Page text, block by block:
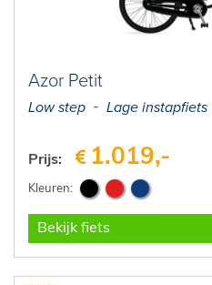
E-Bike
Azor Petit
Low step Lage instapfiets
Prijs: 1.019,-
Bekijk fiets